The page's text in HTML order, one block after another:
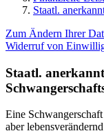
Staatl.
Zum Ändern Ihrer
Widerruf von
Staatl.
Eine
aber